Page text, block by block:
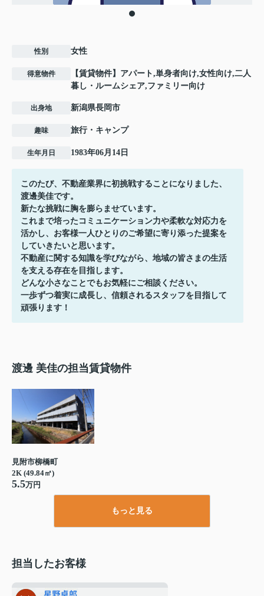
性別 女性
得意物件
【賃貸物件】アパート,単身者向け,女性向け,二人
暮し・ルームシェア,ファミリー向け
出身地 新潟県長岡市
趣味 旅行・キャンプ
生年月日 1983年06月14日
このたび、不動産業界に初挑戦することになりました、
渡邊美佳です。
新たな挑戦に胸を膨らませています。
これまで培ったコミュニケーション力や柔軟な対応力を
活かし、お客様一人ひとりのご希望に寄り添った提案を
していきたいと思います。
不動産に関する知識を学びながら、地域の皆さまの生活
を支える存在を目指します。
どんな小さなことでもお気軽にご相談ください。
一歩ずつ着実に成長し、信頼されるスタッフを目指して
頑張ります！
渡邊 美佳の担当賃貸物件
見附市柳橋町
2K (49.84㎡)
5.5万円
もっと見る
担当したお客様